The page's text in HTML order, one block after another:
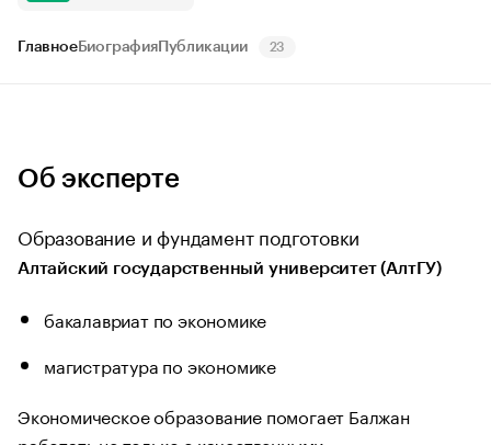
ГлавноеБиографияПубликации 23
Об эксперте
Образование и фундамент подготовки
Алтайский государственный университет (АлтГУ)
бакалавриат по экономике
магистратура по экономике
Экономическое образование помогает Балжан